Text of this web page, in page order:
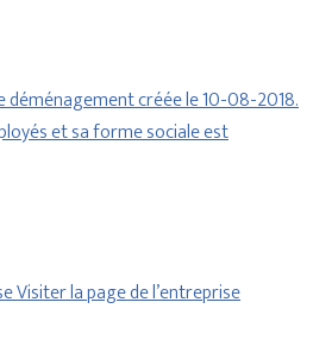
déménagement créée le 10-08-2018.
et sa forme sociale est
Visiter la page de l’entreprise